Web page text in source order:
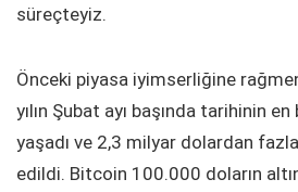
süreçteyiz.
Önceki piyasa iyimserliğine
yılın Şubat ayı başında tarihinin
yaşadı ve 2,3 milyar dolardan
edildi. Bitcoin 100.000 doların